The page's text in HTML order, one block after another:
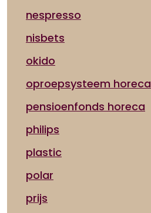
nespresso
nisbets
okido
oproepsysteem horeca
pensioenfonds horeca
philips
plastic
polar
prijs